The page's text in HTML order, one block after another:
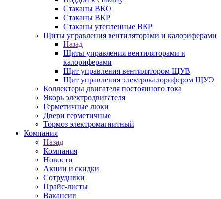
Стаканы ВКО
Стаканы ВКР
Стаканы утепленные ВКР
Щиты управления вентиляторами и калориферами
Назад
Щиты управления вентиляторами и
калориферами
Щит управления вентилятором ЩУВ
Щит управления электрокалорифером ЩУЭ
Коллекторы двигателя постоянного тока
Якорь электродвигателя
Герметичные люки
Двери герметичные
Тормоз электромагнитный
Компания
Назад
Компания
Новости
Акции и скидки
Сотрудники
Прайс-листы
Вакансии